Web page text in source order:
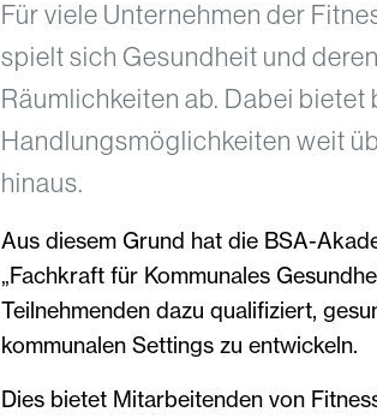
Für viele Unternehmen der
spielt sich Gesundheit und
Räumlichkeiten ab. Dabei
Handlungsmöglichkeiten weit
hinaus.
Aus diesem Grund hat die BSA-
„Fachkraft für Kommunales
Teilnehmenden dazu qualifiziert,
kommunalen Settings zu entwickeln.
Dies bietet Mitarbeitenden von